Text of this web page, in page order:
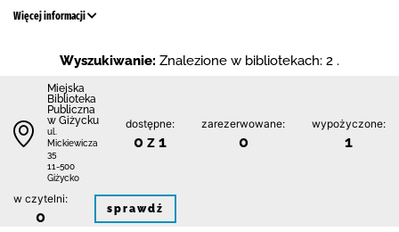
Więcej informacji
Wyszukiwanie: Znalezione w bibliotekach: 2 .
Miejska
Biblioteka
Publiczna
w Giżycku
ul.
Mickiewicza
35
11-500
Giżycko
dostępne:
0 z 1
zarezerwowane:
0
wypożyczone:
1
w czytelni:
0 sprawdź